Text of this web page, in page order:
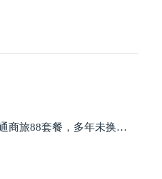
商旅88套餐，多年未换…